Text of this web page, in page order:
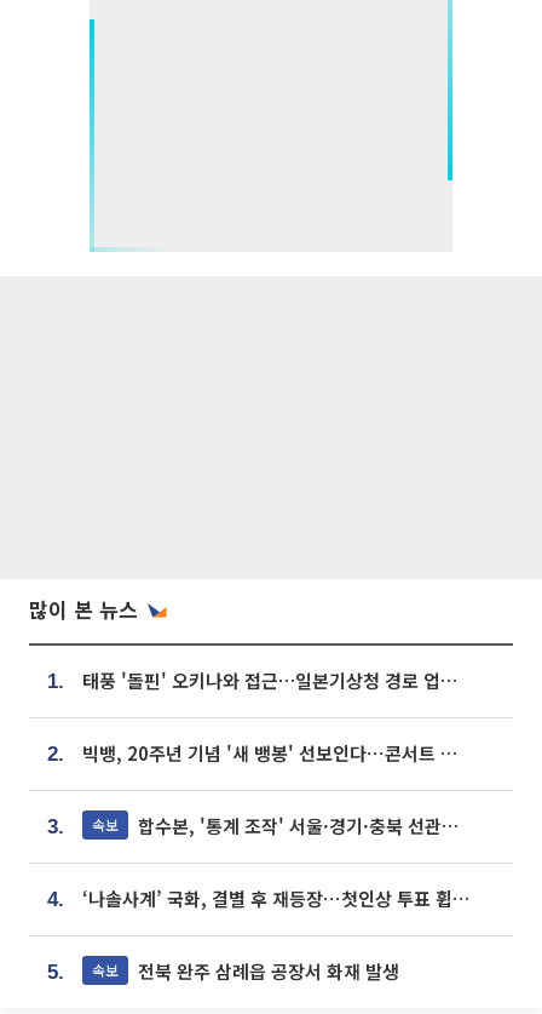
많이 본 뉴스
1. 태풍 '돌핀' 오키나와 접근…일본기상청 경로 업데이트
2. 빅뱅, 20주년 기념 '새 뱅봉' 선보인다⋯콘서트 앞두고 팝업 개최
3. 속보 합수본, '통계 조작' 서울·경기·충북 선관위 등 추가 압수수색
4. ‘나솔사계’ 국화, 결별 후 재등장⋯첫인상 투표 휩쓸고 ‘인기녀’ 등극
5. 속보 전북 완주 삼례읍 공장서 화재 발생